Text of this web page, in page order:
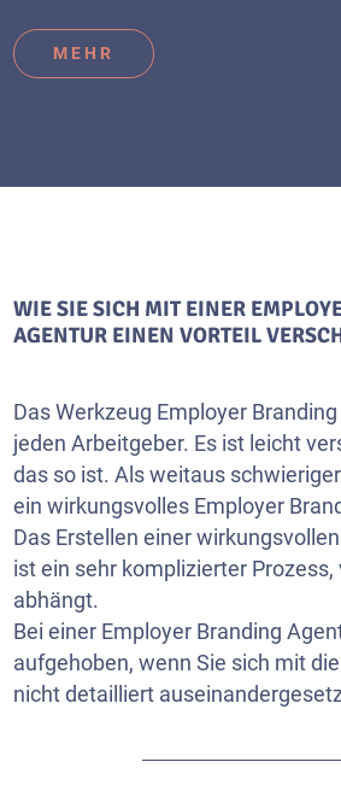
MEHR
WIE SIE SICH MIT EINER
AGENTUR EINEN VORTEIL
Das Werkzeug Employer
jeden Arbeitgeber. Es ist leicht
das so ist. Als weitaus
ein wirkungsvolles Employer
Das Erstellen einer
ist ein sehr komplizierter Prozess,
abhängt.
Bei einer Employer Branding
aufgehoben, wenn Sie sich mit
nicht detailliert